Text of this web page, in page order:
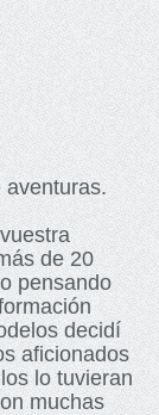
aventuras.
de 20
pensando
decidí
aficionados
lo tuvieran
muchas